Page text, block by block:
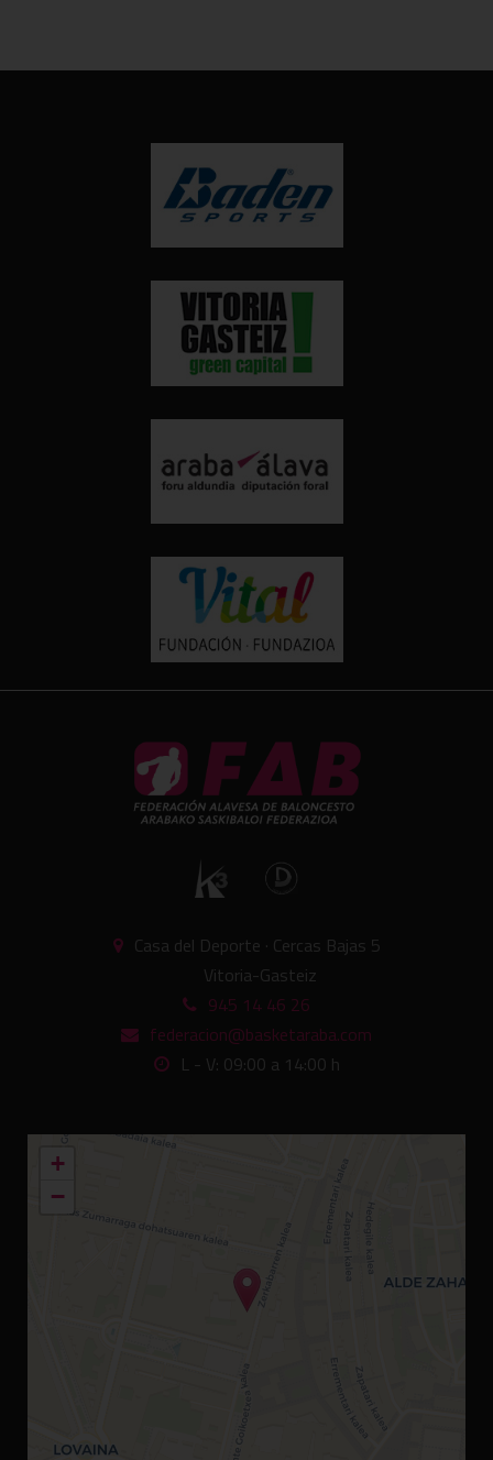
Casa del Deporte · Cercas Bajas 5
Vitoria-Gasteiz
945 14 46 26
federacion@basketaraba.com
L - V: 09:00 a 14:00 h
+
−